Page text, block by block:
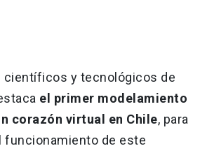
científicos y tecnológicos de
el primer modelamiento
corazón virtual en Chile, para
funcionamiento de este